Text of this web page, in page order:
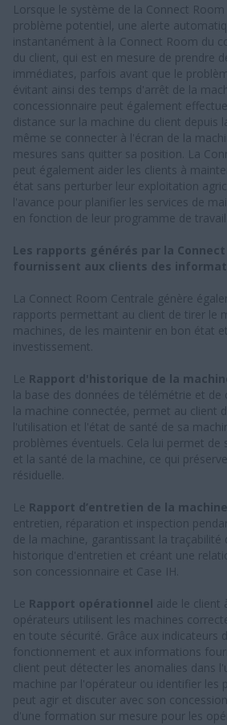
Lorsque le système de la Connect
problème potentiel, une alerte
instantanément à la Connect Room du
du client, qui est en mesure de prendre
immédiates, parfois avant que le
évitant ainsi des temps d'arrêt de la
concessionnaire peut également
distance sur la machine du client depuis
même se connecter à l'écran de la
mesures sans quitter sa position. La
peut également aider les clients à
état sans perturber leur exploitation
l'avance pour planifier les services de
en fonction de leur programme de travail.
Les rapports générés par la
fournissent aux clients des
La Connect Room Centrale génère
rapports permettant au client de tirer le
machines, de les maintenir en bon état
investissement.
Le Rapport d'historique de la
la base des données de télémétrie et de
la machine connectée, permet au client
l'utilisation et l'état de santé de sa
problèmes éventuels. Cela lui permet de
et la santé de la machine, ce qui
résiduelle.
Le Rapport d’entretien de la machine
entretien, réparation et inspection
de la machine, garantissant la traçabilité
historique d'entretien et créant une
son concessionnaire et Case IH.
Le Rapport opérationnel aide le client
opérateurs utilisent les machines
en toute sécurité. Grâce aux indicateurs
fonctionnement et aux informations
client peut détecter les anomalies dans
machine par l'opérateur ou identifier les
peut agir et discuter avec son
d'une formation sur mesure pour les